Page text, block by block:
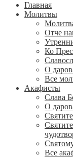
Главная
Молитвы
Отче
Ко
О
Вcе
Акафисты
Слава
О
Все